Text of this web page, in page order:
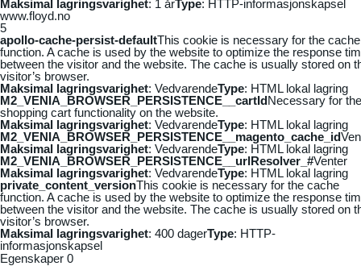
Maksimal lagringsvarighet: 1 årType: HTTP-informasjonskapsel
www.floyd.no
5
apollo-cache-persist-defaultThis cookie is necessary for the cache
function. A cache is used by the website to optimize the response
between the visitor and the website. The cache is usually stored on
visitor’s browser.
Maksimal lagringsvarighet: VedvarendeType: HTML lokal lagring
M2_VENIA_BROWSER_PERSISTENCE__cartIdNecessary for the
shopping cart functionality on the website.
Maksimal lagringsvarighet: VedvarendeType: HTML lokal lagring
M2_VENIA_BROWSER_PERSISTENCE__magento_cache_id
Maksimal lagringsvarighet: VedvarendeType: HTML lokal lagring
M2_VENIA_BROWSER_PERSISTENCE__urlResolver_#Venter
Maksimal lagringsvarighet: VedvarendeType: HTML lokal lagring
private_content_versionThis cookie is necessary for the cache
function. A cache is used by the website to optimize the response
between the visitor and the website. The cache is usually stored on
visitor’s browser.
Maksimal lagringsvarighet: 400 dagerType: HTTP-
informasjonskapsel
Egenskaper 0